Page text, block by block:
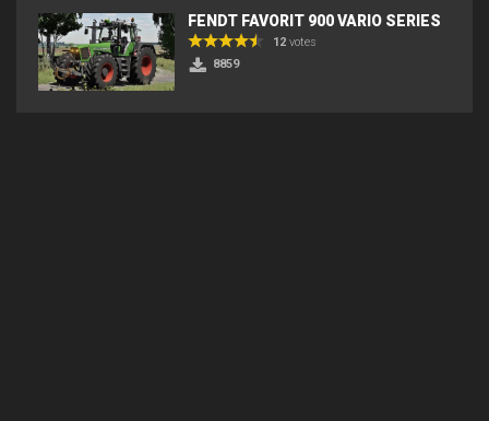
FENDT FAVORIT 900 VARIO SERIES
12 votes
8859